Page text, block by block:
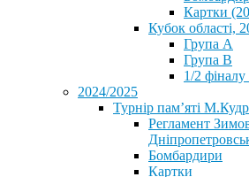
Картки
Кубок області,
Група А
Група В
1/2
2024/2025
Турнір пам’яті
Регламент
Бомбардири
Картки